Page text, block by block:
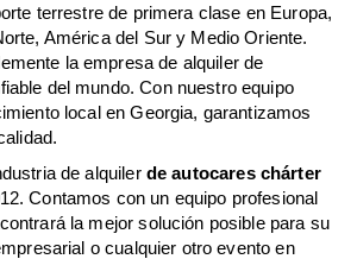
terrestre de primera clase en Europa,
América del Sur y Medio Oriente.
la empresa de alquiler de
del mundo. Con nuestro equipo
local en Georgia, garantizamos
de alquiler de autocares chárter
Contamos con un equipo profesional
la mejor solución posible para su
o cualquier otro evento en